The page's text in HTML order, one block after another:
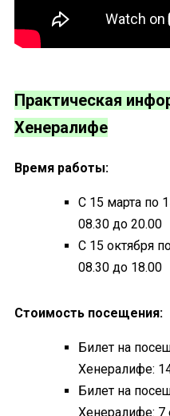
Практическая
Хенералифе
Время работы:
С 15 марта по
08.30 до 20.00
С 15 октября
08.30 до 18.00
Стоимость посещения:
Билет на
Хенералифе:
Билет на
Хенералифе: 7